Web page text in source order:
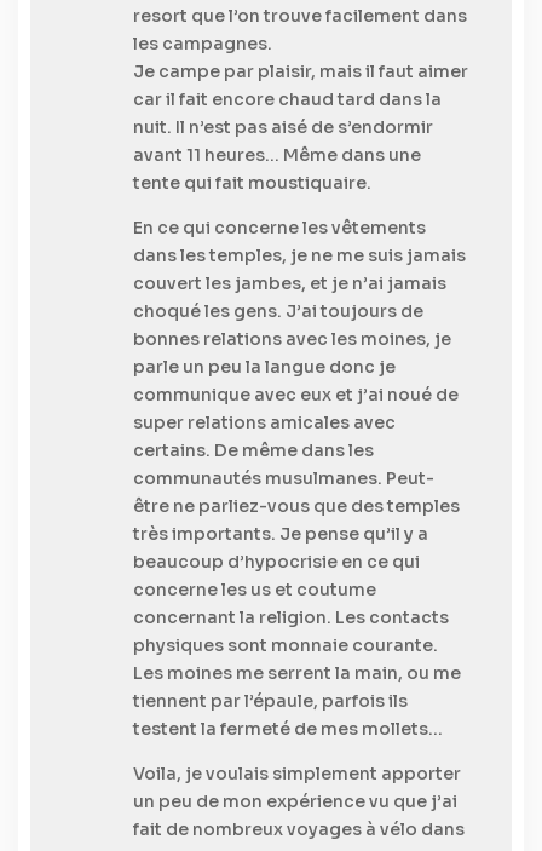
resort que l’on trouve facilement dans
les campagnes.
Je campe par plaisir, mais il faut aimer
car il fait encore chaud tard dans la
nuit. Il n’est pas aisé de s’endormir
avant 11 heures… Même dans une
tente qui fait moustiquaire.
En ce qui concerne les vêtements
dans les temples, je ne me suis jamais
couvert les jambes, et je n’ai jamais
choqué les gens. J’ai toujours de
bonnes relations avec les moines, je
parle un peu la langue donc je
communique avec eux et j’ai noué de
super relations amicales avec
certains. De même dans les
communautés musulmanes. Peut-
être ne parliez-vous que des temples
très importants. Je pense qu’il y a
beaucoup d’hypocrisie en ce qui
concerne les us et coutume
concernant la religion. Les contacts
physiques sont monnaie courante.
Les moines me serrent la main, ou me
tiennent par l’épaule, parfois ils
testent la fermeté de mes mollets…
Voila, je voulais simplement apporter
un peu de mon expérience vu que j’ai
fait de nombreux voyages à vélo dans